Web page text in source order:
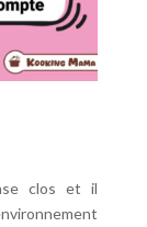
clos et il